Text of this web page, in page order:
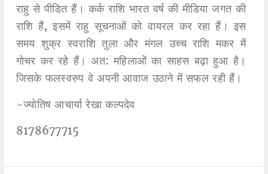
राहु से पीडित हैं। कर्क राशि भारत वर्ष की मीडिया जगत की
राशि हैं, इसमें राहु सूचनाओं को वायरल कर रहा हैं। इस
समय शुक्र स्वराशि तुला और मंगल उच्च राशि मकर में
गोचर कर रहे हैं। अत: महिलाओं का साहस बढ़ा हुआ है।
जिसके फलस्वरुप वे अपनी आवाज उठाने में सफल रही हैं।
-ज्योतिष आचार्या रेखा कल्पदेव
8178677715